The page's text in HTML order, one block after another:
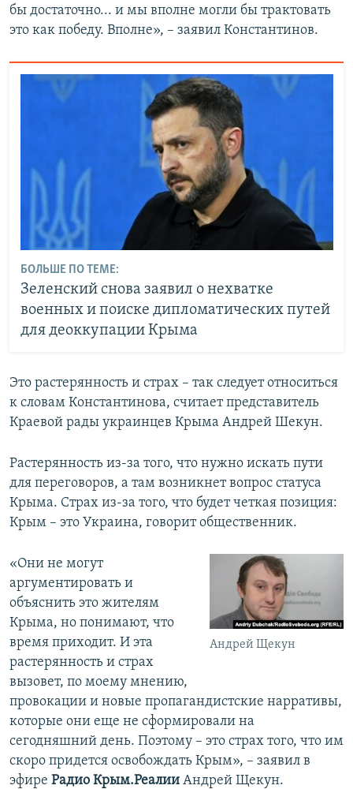
бы достаточно... и мы вполне могли бы трактовать
это как победу. Вполне», – заявил Константинов.
БОЛЬШЕ ПО ТЕМЕ:
Зеленский снова заявил о нехватке
военных и поиске дипломатических путей
для деоккупации Крыма
Это растерянность и страх – так следует относиться
к словам Константинова, считает представитель
Краевой рады украинцев Крыма Андрей Шекун.
Растерянность из-за того, что нужно искать пути
для переговоров, а там возникнет вопрос статуса
Крыма. Страх из-за того, что будет четкая позиция:
Крым – это Украина, говорит общественник.
Андрей Щекун
«Они не могут
аргументировать и
объяснить это жителям
Крыма, но понимают, что
время приходит. И эта
растерянность и страх
вызовет, по моему мнению,
провокации и новые пропагандистские нарративы,
которые они еще не сформировали на
сегодняшний день. Поэтому – это страх того, что им
скоро придется освобождать Крым», – заявил в
эфире Радио Крым.Реалии Андрей Щекун.